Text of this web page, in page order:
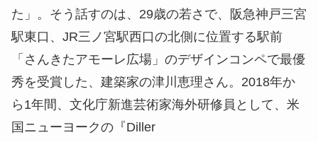
た」。そう話すのは、29歳の若さで、阪急神戸三宮
駅東口、JR三ノ宮駅西口の北側に位置する駅前
「さんきたアモーレ広場」のデザインコンペで最優
秀を受賞した、建築家の津川恵理さん。2018年か
ら1年間、文化庁新進芸術家海外研修員として、米
国ニューヨークの『Diller